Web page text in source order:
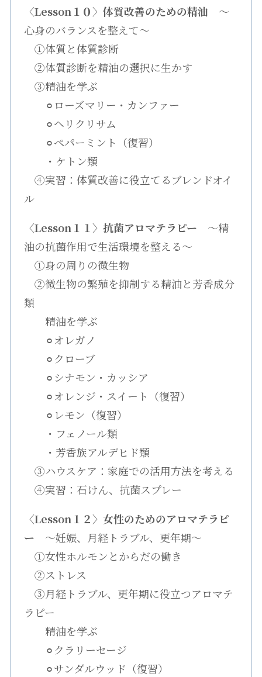
〈Lesson１０〉体質改善のための精油 〜
心身のバランスを整えて〜
①体質と体質診断
②体質診断を精油の選択に生かす
③精油を学ぶ
⚪︎ローズマリー・カンファー
⚪︎ヘリクリサム
⚪︎ペパーミント（復習）
・ケトン類
④実習：体質改善に役立てるブレンドオイ
ル
〈Lesson１１〉抗菌アロマテラピー 〜精
油の抗菌作用で生活環境を整える〜
①身の周りの微生物
②微生物の繁殖を抑制する精油と芳香成分
類
精油を学ぶ
⚪︎オレガノ
⚪︎クローブ
⚪︎シナモン・カッシア
⚪︎オレンジ・スイート（復習）
⚪︎レモン（復習）
・フェノール類
・芳香族アルデヒド類
③ハウスケア：家庭での活用方法を考える
④実習：石けん、抗菌スプレー
〈Lesson１２〉女性のためのアロマテラピ
ー 〜妊娠、月経トラブル、更年期〜
①女性ホルモンとからだの働き
②ストレス
③月経トラブル、更年期に役立つアロマテ
ラピー
精油を学ぶ
⚪︎クラリーセージ
⚪︎サンダルウッド（復習）